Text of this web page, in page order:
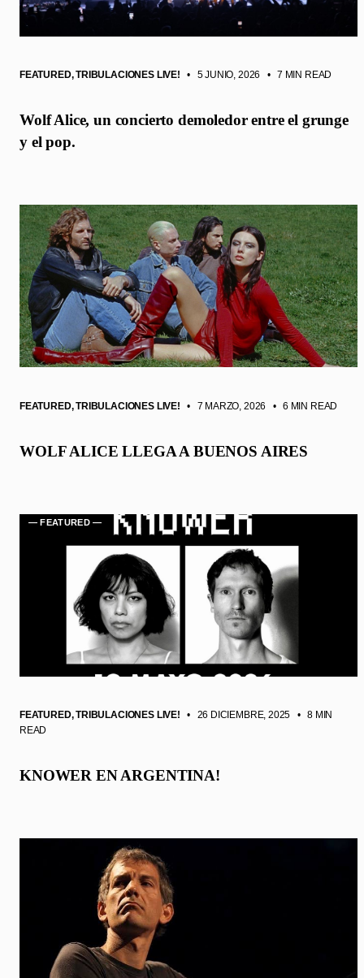
FEATURED,TRIBULACIONES LIVE! • 5 JUNIO, 2026 • 7 MIN READ
Wolf Alice, un concierto demoledor entre el grunge
y el pop.
FEATURED,TRIBULACIONES LIVE! • 7 MARZO, 2026 • 6 MIN READ
WOLF ALICE LLEGA A BUENOS AIRES
FEATURED,TRIBULACIONES LIVE! • 26 DICIEMBRE, 2025 • 8 MIN
READ
KNOWER EN ARGENTINA!
— FEATURED —